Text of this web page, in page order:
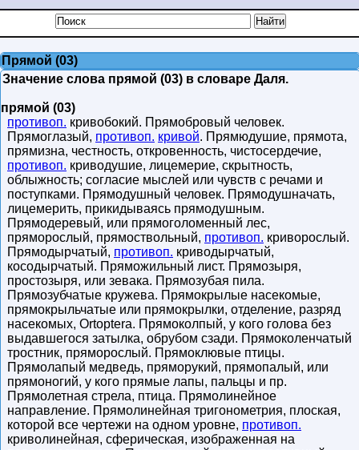
Прямой (03)
Значение слова прямой (03) в словаре Даля.
прямой (03)
противоп. кривобокий. Прямобровый человек.
Прямоглазый, противоп. кривой. Прямюдушие, прямота,
прямизна, честность, откровенность, чистосердечие,
противоп. криводушие, лицемерие, скрытность,
облыжность; согласие мыслей или чувств с речами и
поступками. Прямодушный человек. Прямодушначать,
лицемерить, прикидываясь прямодушным.
Прямодеревый, или прямоголоменный лес,
пряморослый, прямоствольный, противоп. криворослый.
Прямодырчатый, противоп. криводырчатый,
косодырчатый. Пряможильный лист. Прямозыря,
простозыря, или зевака. Прямозубая пила.
Прямозубчатые кружева. Прямокрылые насекомые,
прямокрыльчатые или прямокрылки, отделение, разряд
насекомых, Ortoptera. Прямоколпый, у кого голова без
выдавшегося затылка, обрубом сзади. Прямоколенчатый
тростник, пряморослый. Прямоклювые птицы.
Прямолапый медведь, пряморукий, прямопалый, или
прямоногий, у кого прямые лапы, пальцы и пр.
Прямолетная стрела, птица. Прямолинейное
направление. Прямолинейная тригонометрия, плоская,
которой все чертежи на одном уровне, противоп.
криволинейная, сферическая, изображенная на